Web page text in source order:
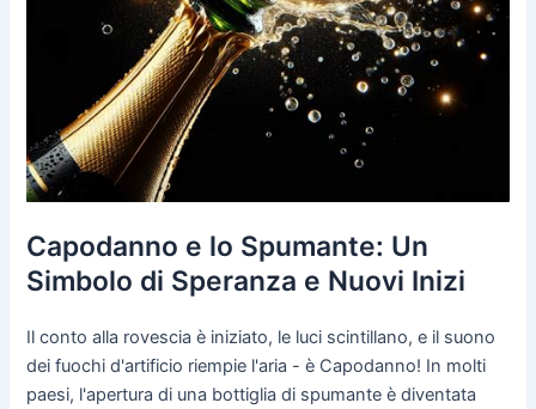
Capodanno e lo Spumante: Un
Simbolo di Speranza e Nuovi Inizi
Il conto alla rovescia è iniziato, le luci scintillano, e il suono
dei fuochi d'artificio riempie l'aria - è Capodanno! In molti
paesi, l'apertura di una bottiglia di spumante è diventata